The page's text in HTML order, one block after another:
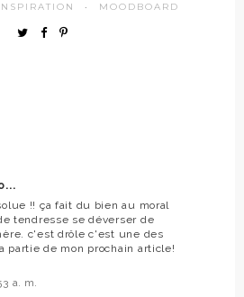
· MOODBOARD
!! ça fait du bien au moral
tendresse se déverser de
c'est drôle c'est une des
partie de mon prochain article!
a. m.